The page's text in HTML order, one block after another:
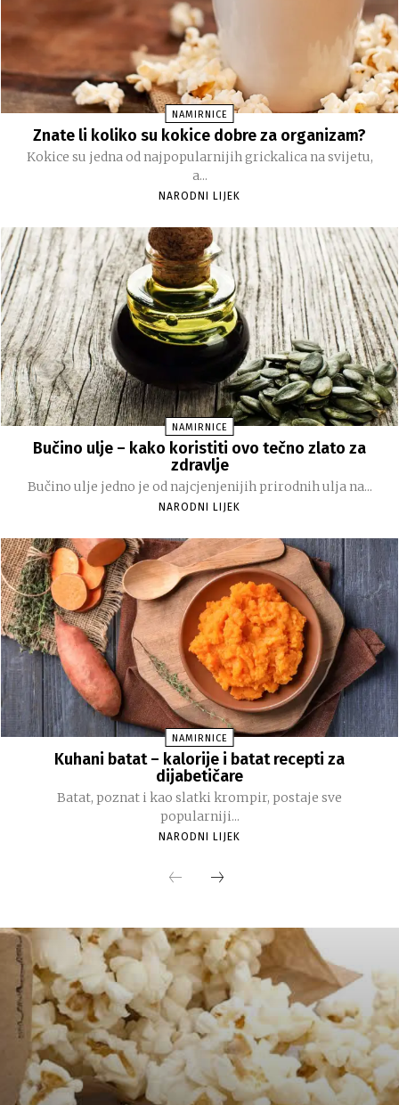
NAMIRNICE
Znate li koliko su kokice dobre za organizam?
Kokice su jedna od najpopularnijih grickalica na svijetu,
a...
NARODNI LIJEK
NAMIRNICE
Bučino ulje – kako koristiti ovo tečno zlato za
zdravlje
Bučino ulje jedno je od najcjenjenijih prirodnih ulja na...
NARODNI LIJEK
NAMIRNICE
Kuhani batat – kalorije i batat recepti za
dijabetičare
Batat, poznat i kao slatki krompir, postaje sve
popularniji...
NARODNI LIJEK